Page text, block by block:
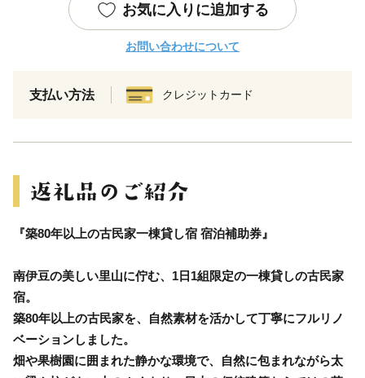
お気に入りに追加する
お問い合わせについて
支払い方法 クレジットカード
『築80年以上の古民家一棟貸し宿 宿泊補助券』
南伊豆の美しい里山に佇む、1日1組限定の一棟貸しの古民家
宿。
築80年以上の古民家を、自然素材を活かして丁寧にフルリノ
ベーションしました。
畑や果樹園に囲まれた静かな環境で、自然に包まれながら太